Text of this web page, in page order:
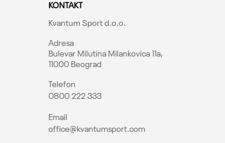
KONTAKT
Kvantum Sport d.o.o.
Adresa
Bulevar Milutina Milankovica 11a,
11000 Beograd
Telefon
0800 222 333
Email
office@kvantumsport.com